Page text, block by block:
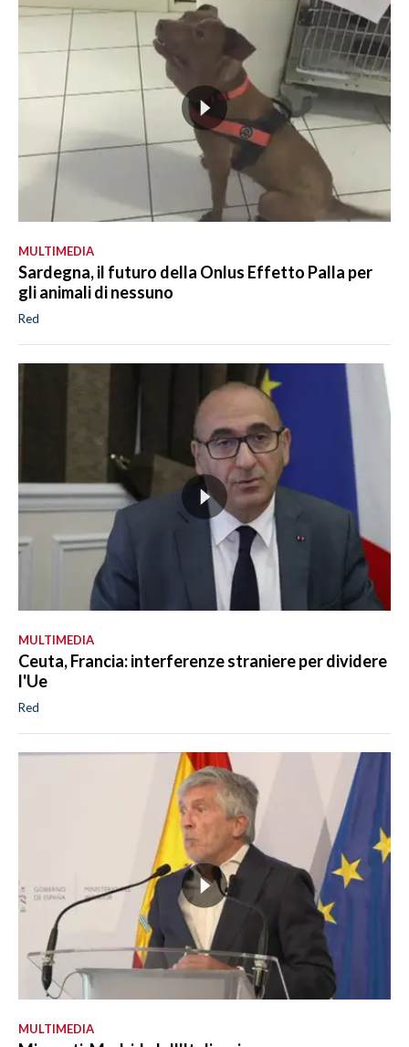
MULTIMEDIA
Sardegna, il futuro della Onlus Effetto Palla per
gli animali di nessuno
Red
MULTIMEDIA
Ceuta, Francia: interferenze straniere per dividere
l'Ue
Red
MULTIMEDIA